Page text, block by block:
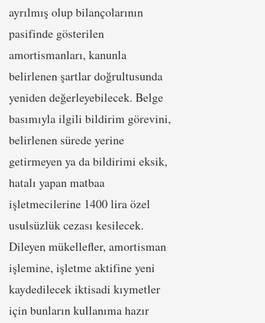
ayrılmış olup bilançolarının
pasifinde gösterilen
amortismanları, kanunla
belirlenen şartlar doğrultusunda
yeniden değerleyebilecek. Belge
basımıyla ilgili bildirim görevini,
belirlenen sürede yerine
getirmeyen ya da bildirimi eksik,
hatalı yapan matbaa
işletmecilerine 1400 lira özel
usulsüzlük cezası kesilecek.
Dileyen mükellefler, amortisman
işlemine, işletme aktifine yeni
kaydedilecek iktisadi kıymetler
için bunların kullanıma hazır